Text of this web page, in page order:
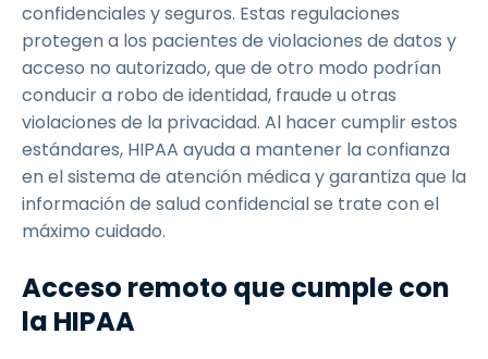
confidenciales y seguros. Estas regulaciones
protegen a los pacientes de violaciones de datos y
acceso no autorizado, que de otro modo podrían
conducir a robo de identidad, fraude u otras
violaciones de la privacidad. Al hacer cumplir estos
estándares, HIPAA ayuda a mantener la confianza
en el sistema de atención médica y garantiza que la
información de salud confidencial se trate con el
máximo cuidado.
Acceso remoto que cumple con
la HIPAA